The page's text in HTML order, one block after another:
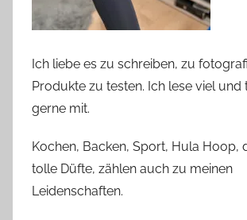
Ich liebe es zu schreiben, zu
Produkte zu testen. Ich lese viel und
gerne mit.
Kochen, Backen, Sport, Hula Hoop,
tolle Düfte, zählen auch zu meinen
Leidenschaften.